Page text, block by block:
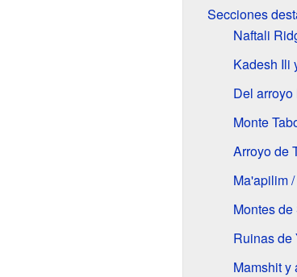
Secciones
Naftali
Kadesh Ili
Del
Monte
Arroyo de
Ma'apilim
Montes
Ruinas de
Mamshit y